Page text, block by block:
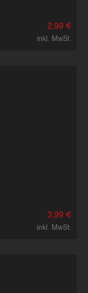
2,99 €
inkl. MwSt.
3,99 €
inkl. MwSt.